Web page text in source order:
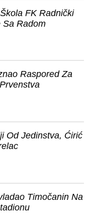
FK Radnički
Sa Radom
Raspored Za
Od Jedinstva, Ćirić
Timočanin Na